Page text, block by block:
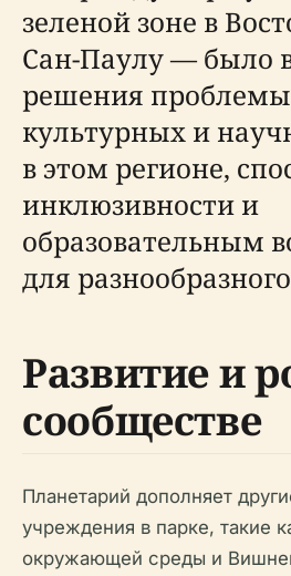
зеленой зоне в
Сан-Паулу — было
решения проблемы
культурных и
в этом регионе,
инклюзивности и
образовательным
для
Развитие и
сообществе
Планетарий дополняет
учреждения в парке, такие
окружающей среды и